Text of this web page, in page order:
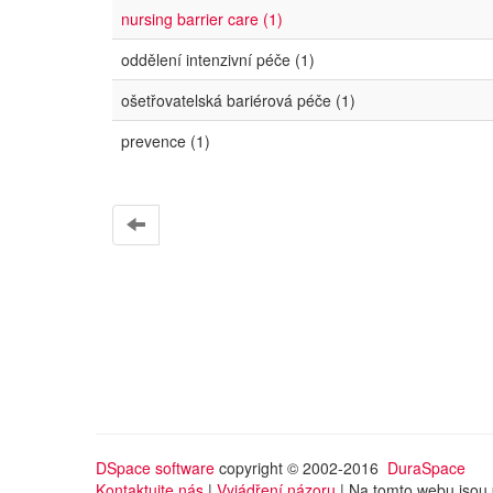
nursing barrier care (1)
oddělení intenzivní péče (1)
ošetřovatelská bariérová péče (1)
prevence (1)
DSpace software copyright © 2002-2016 DuraSpace